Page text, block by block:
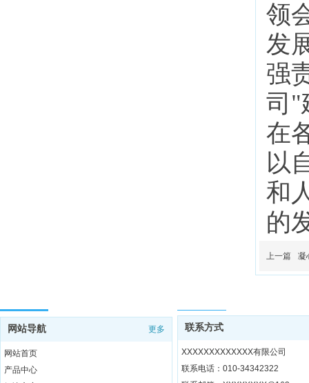
领
发
强
司 "
在
以
和
的
上一篇 凝
联系方式
XXXXXXXXXXXXX有限公司
联系电话：010-34342322
网站导航 更多
网站首页
产品中心